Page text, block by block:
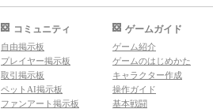
コミュニティ
自由掲示板
プレイヤー掲示板
取引掲示板
ペットAI掲示板
ファンアート掲示板
ゲームガイド
ゲーム紹介
ゲームのはじめかた
キャラクター作成
操作ガイド
基本戦闘